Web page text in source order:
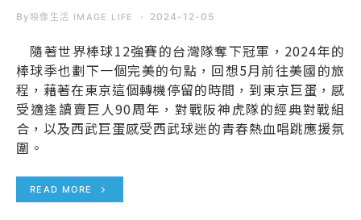
By 映像生活 IMAGE LIFE 2024-12-05
隨著世界棒球12強賽的台灣隊奪下冠軍，2024年的
棒球季也劃下一個完美的句點，回想5月前往美國的旅
程，藉著在東京這個轉機停留的時間，到東京巨蛋，感
受適逢讀賣巨人90周年，對戰阪神虎隊的經典對戰組
合，以及西武巨蛋感受西武球迷的青春熱血唱跳應援氛
圍。
READ MORE